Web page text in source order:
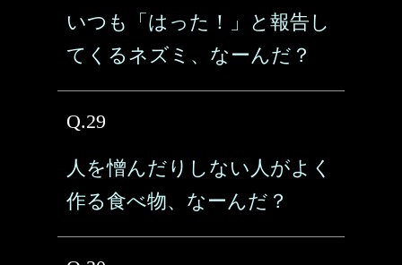
いつも「はった！」と報告し
てくるネズミ、なーんだ？
Q.29
人を憎んだりしない人がよく
作る食べ物、なーんだ？